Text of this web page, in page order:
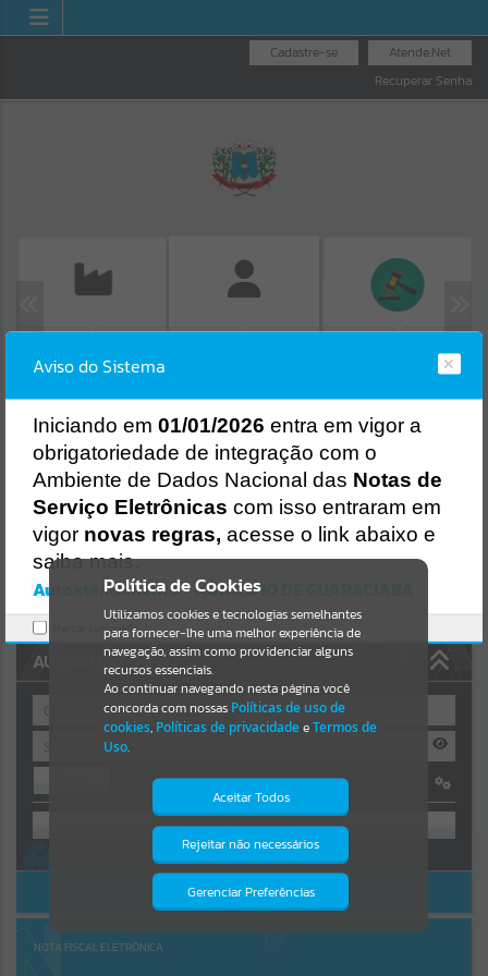
Atende.Net
Cadastre-se
Recuperar Senha
ISS/ALVARÁ
Resultados para""
Portais
Por favor, aguarde...
NOTÍCIAS
Por favor, aguarde...
Por favor, aguarde...
AUTOATENDIMENTO
OU
Cadastre-se|Recuperar Senha
ACESSAR SEM LOGIN
NOTA FISCAL ELETRÔNICA
Política de Cookies
Utilizamos cookies e tecnologias semelhantes
para fornecer-lhe uma melhor experiência de
navegação, assim como providenciar alguns
recursos essenciais.
Ao continuar navegando nesta página você
concorda com nossas Políticas de uso de
cookies, Políticas de privacidadeeTermos de
Uso.
Aceitar Todos
Rejeitar não necessários
Gerenciar Preferências
Isto significa que diversos recursos
providenciados poderão não estar
Aviso do Sistema
Iniciando em 01/01/2026 entra em vigor a
obrigatoriedade de integração com o
Ambiente de Dados Nacional das Notas de
Serviço Eletrônicas com isso entraram em
vigor novas regras, acesse o link abaixo e
saiba mais.
Autoatendimento - MUNICIPIO DE GUARACIABA
Marcar como lido.
Erro
Gerenciamento do Sistema
CÓDIGO DA MENSAGEM:
Ocorreu um erro de script:
Uncaught SyntaxError: Unexpected token '('
https://guaraciaba.atende.net/cidadao/pagina/static/bundle/wpo_in
dex_2_base_l2_portal_editores_sync_d9fb77cfd5741fafc9972edc7a6
41fea.js?v=83d4f602:47
Verificar Mais Detalhes